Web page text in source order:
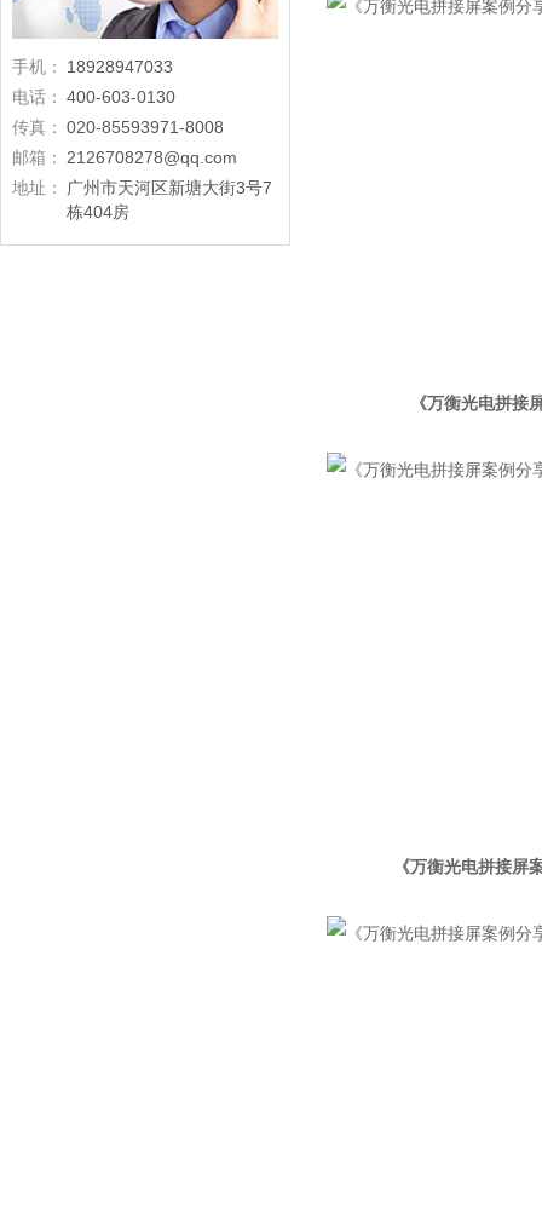
手机：
18928947033
电话： 400-603-0130
传真： 020-85593971-8008
邮箱：
2126708278@qq.com
地址：
广州市天河区新塘大街3号7
栋404房
《万衡光电拼接
《万衡光电拼接屏